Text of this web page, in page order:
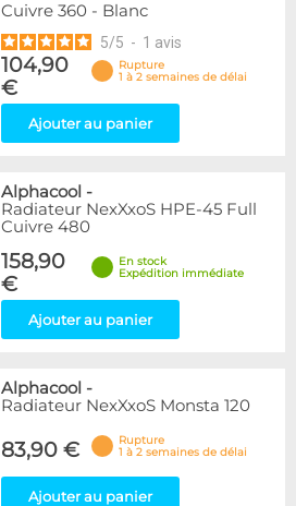
Cuivre 360 - Blanc
5/5 - 1 avis
104,90
€
Rupture
1 à 2 semaines de délai
Ajouter au panier
Alphacool -
Radiateur NexXxoS HPE-45 Full
Cuivre 480
158,90
€
En stock
Expédition immédiate
Ajouter au panier
Alphacool -
Radiateur NexXxoS Monsta 120
83,90 €
Rupture
1 à 2 semaines de délai
Ajouter au panier